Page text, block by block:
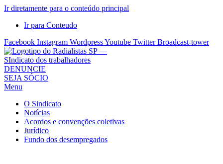
Ir diretamente para o conteúdo principal
Ir para Conteudo
Facebook Instagram WordpressYoutube Twitter Broadcast-tower
Sindicato
dos
Radialistas
São
Paulo
Sindicato
DENUNCIE
SEJA SÓCIO
Menu
O Sindicato
Notícias
Acordos e convenções coletivas
Jurídico
Fundo dos desempregados